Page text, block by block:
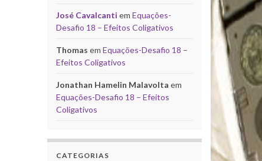
José Cavalcanti em Equações-
Desafio 18 – Efeitos Coligativos
Thomas em Equações-Desafio 18 –
Efeitos Coligativos
Jonathan Hamelin Malavolta em
Equações-Desafio 18 – Efeitos
Coligativos
CATEGORIAS